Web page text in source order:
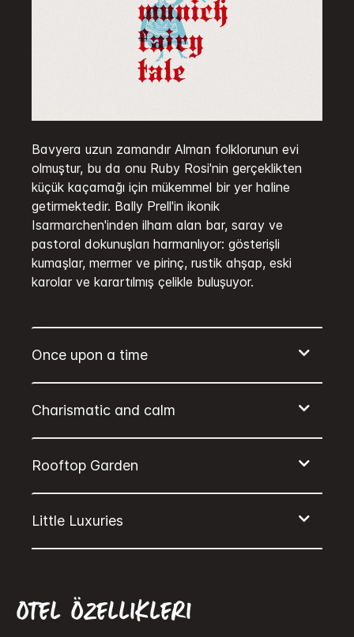
Bavyera uzun zamandır Alman folklorunun evi
olmuştur, bu da onu Ruby Rosi'nin gerçeklikten
küçük kaçamağı için mükemmel bir yer haline
getirmektedir. Bally Prell'in ikonik
Isarmarchen'inden ilham alan bar, saray ve
pastoral dokunuşları harmanlıyor: gösterişli
kumaşlar, mermer ve pirinç, rustik ahşap, eski
karolar ve karartılmış çelikle buluşuyor.
Otel Özellikleri